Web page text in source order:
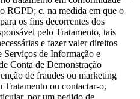
RGPD; c. na medida em que o
os fins decorrentes dos
pelo Tratamento, tais
e fazer valer direitos
Serviços de Informação e
Conta de Demonstração
de fraudes ou marketing
Tratamento ou contactar-o,
por um pedido de